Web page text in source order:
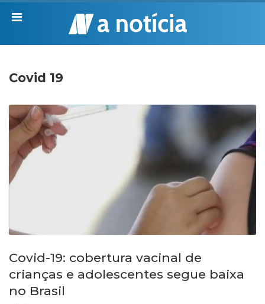
Covid 19
Covid-19: cobertura vacinal de
crianças e adolescentes segue baixa
no Brasil